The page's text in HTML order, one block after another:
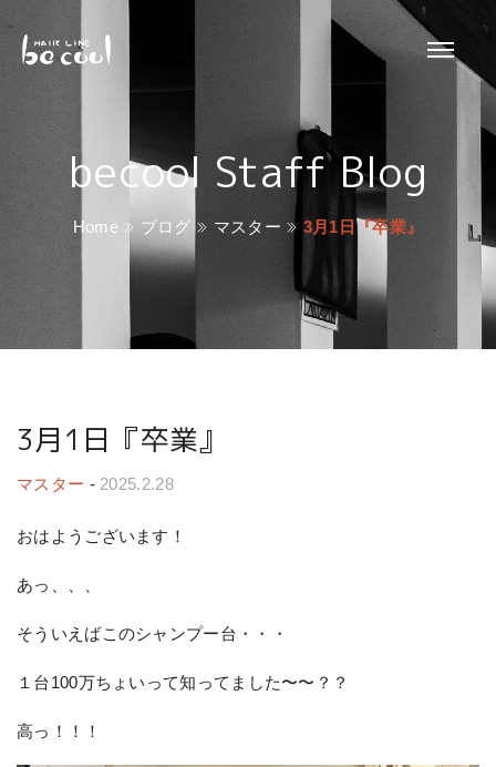
becool Staff Blog
Home ブログ マスター 3月1日『卒業』
3月1日『卒業』
マスター - 2025.2.28
おはようございます！
あっ、、、
そういえばこのシャンプー台・・・
１台100万ちょいって知ってました〜〜？？
高っ！！！